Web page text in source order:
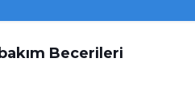
Becerileri